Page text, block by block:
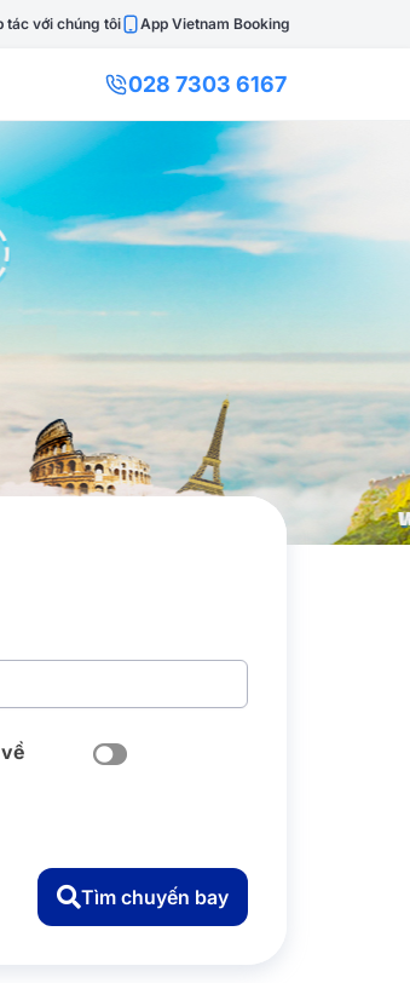
tác với chúng tôi App Vietnam Booking
028 7303 6167
Tìm chuyến bay